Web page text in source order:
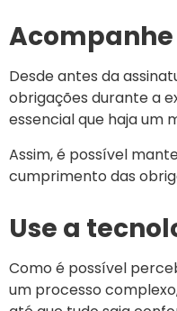
Desde antes da
obrigações durante a
essencial que haja um
Assim, é possível
cumprimento das
Use a
Como é possível
um processo